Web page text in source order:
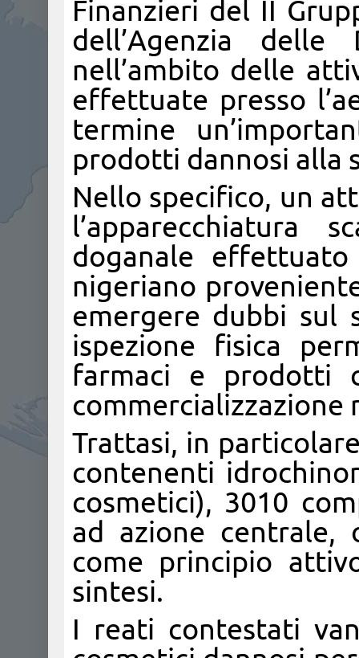
​Finanzieri del II
dell’Agenzia
nell’ambito delle
effettuate presso
termine
prodotti dannosi alla
Nello specifico, un
l’apparecchiatura
doganale
nigeriano
emergere dubbi sul
ispezione fisica
farmaci e prodotti
Trattasi, in
contenenti
cosmetici), 3010
ad azione
come principio
sintesi.
I reati contestati